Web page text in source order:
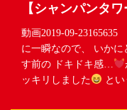
【シャンパンタワ
動画2019-09-
に一瞬なので、 いか
す前の ドキドキ感…
ッキリしました
と